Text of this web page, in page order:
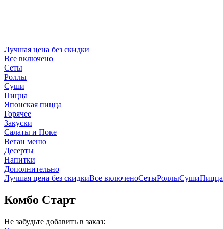
Лучшая цена без скидки
Все включено
Сеты
Роллы
Суши
Пицца
Японская пицца
Горячее
Закуски
Салаты и Поке
Веган меню
Десерты
Напитки
Дополнительно
Лучшая цена без скидкиВсе включеноСетыРоллыСушиПицца
Комбо Старт
Не забудьте добавить в заказ: